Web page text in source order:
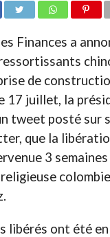
Finances a
de
17 juillet, la
tweet posté sur
que la
3 semaines
libérés ont été